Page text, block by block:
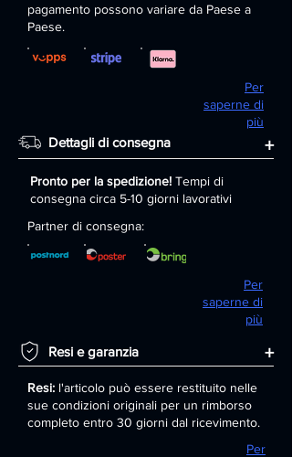
pagamento possono variare da Paese a
Paese.
Per
saperne di
più
Dettagli di consegna +
Pronto per la spedizione! Tempi di
consegna circa 5-10 giorni lavorativi
Partner di consegna:
Per
saperne di
più
Resi e garanzia +
Resi: l'articolo può essere restituito nelle
sue condizioni originali per un rimborso
completo entro 30 giorni dal ricevimento.
Per